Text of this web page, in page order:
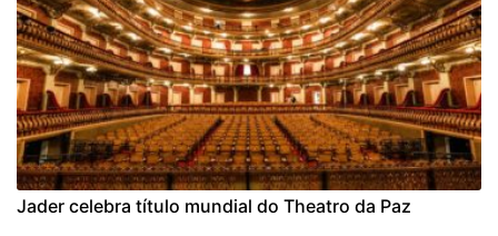
Jader celebra título mundial do Theatro da Paz